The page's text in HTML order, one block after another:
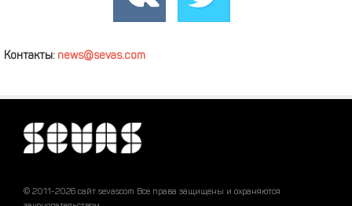
Контакты: news@sevas.com
© 2011-2026 сайт sevascom Все права защищены и охраняются